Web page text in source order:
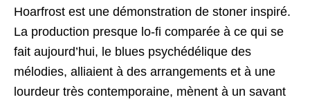
Hoarfrost est une démonstration de stoner inspiré.
La production presque lo-fi comparée à ce qui se
fait aujourd’hui, le blues psychédélique des
mélodies, alliaient à des arrangements et à une
lourdeur très contemporaine, mènent à un savant